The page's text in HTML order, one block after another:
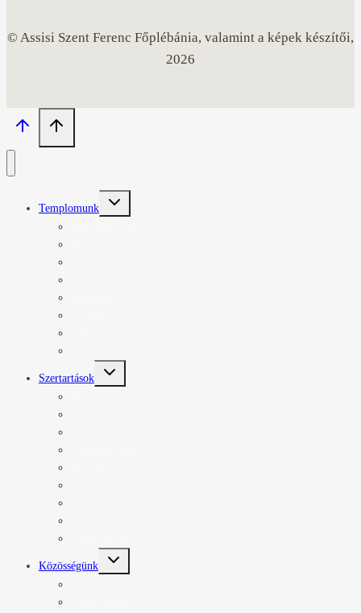
© Assisi Szent Ferenc Főplébánia, valamint a képek készítői,
2026
Templomunk
Toggle
child
Szertartások
Toggle
child
Közösségünk
Toggle
child